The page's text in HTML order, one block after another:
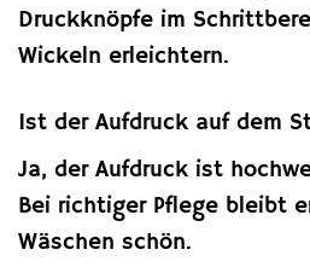
Druckknöpfe im
Wickeln erleichtern.
Ist der Aufdruck auf dem
Ja, der Aufdruck ist
Bei richtiger Pflege bleibt
Wäschen schön.